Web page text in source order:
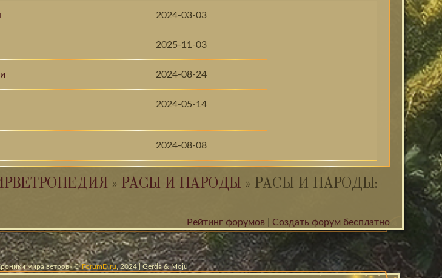
2024-03-03
2025-11-03
2024-08-24
2024-05-14
2024-08-08
» РАСЫ И НАРОДЫ » РАСЫ И НАРОДЫ:
Рейтинг форумов Создать форум бесплатно
мира ветров» ©ForumD.ru, 2024 | Gerda & Moju